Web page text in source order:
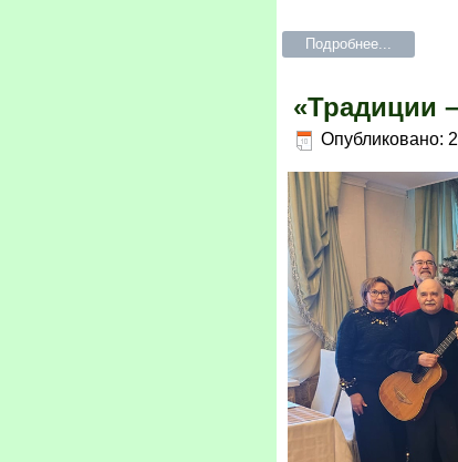
Подробнее...
«Традиции
Опубликовано: